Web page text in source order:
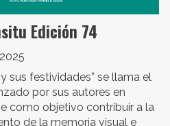
Edición 74
sus festividades” se llama el
por sus autores en
como objetivo contribuir a la
de la memoria visual e